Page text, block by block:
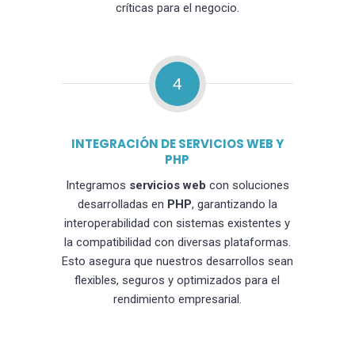
críticas para el negocio.
4
INTEGRACIÓN DE SERVICIOS WEB Y
PHP
Integramos servicios web con soluciones
desarrolladas en PHP, garantizando la
interoperabilidad con sistemas existentes y
la compatibilidad con diversas plataformas.
Esto asegura que nuestros desarrollos sean
flexibles, seguros y optimizados para el
rendimiento empresarial.